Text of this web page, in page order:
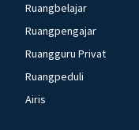
Ruangbelajar
Ruangpengajar
Ruangguru Privat
Ruangpeduli
Airis